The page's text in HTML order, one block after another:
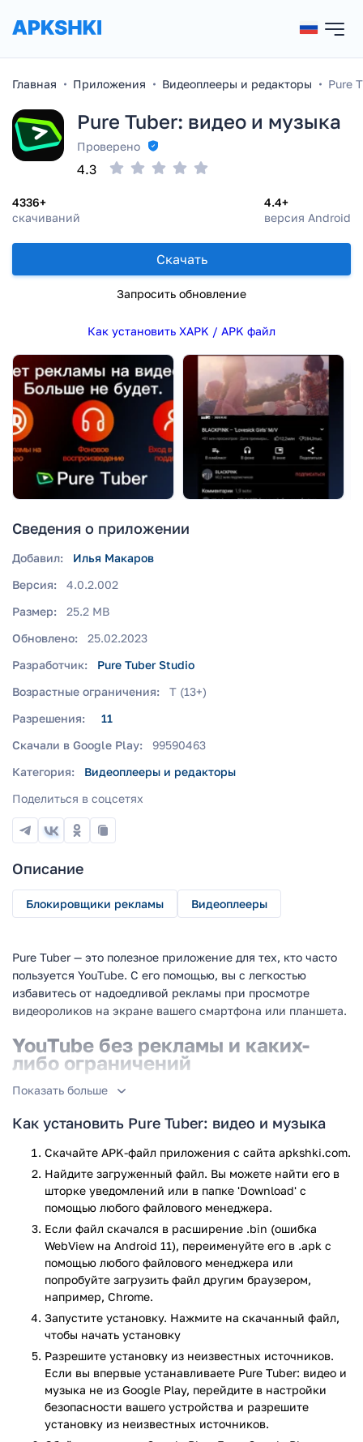
Главная Приложения Видеоплееры и редакторы Pure
Pure Tuber: видео и музыка
Проверено
4336+
скачиваний
4.4+
версия Android
4.3
Скачать
Запросить обновление
Как установить XAPK / APK файл
Сведения о приложении
Добавил:
Илья Макаров
Версия:
4.0.2.002
Размер:
25.2 MB
Обновлено:
25.02.2023
Разработчик:
Pure Tuber Studio
Возрастные ограничения:
T (13+)
Разрешения:
11
Скачали в Google Play:
99590463
Категория:
Видеоплееры и редакторы
Поделиться в соцсетях
Описание
Блокировщики рекламы Видеоплееры
Pure Tuber — это полезное приложение для тех, кто часто
пользуется YouTube. С его помощью, вы с легкостью
избавитесь от надоедливой рекламы при просмотре
видеороликов на экране вашего смартфона или планшета.
YouTube без рекламы и каких-
либо ограничений
Привыкли смотреть видеоролики на YouTube, но устали от
оформив подписку, либо бесплано. Для этого, достаточно
скачать Pure Tuber на Андроид. Эта программа
предоставит вам неограниченный доступ к полной базе
видеороликов популярного видеохостинга и полностью
заблокирует все рекламные вставки. Приложение не
только распространяется бесплатно, но и не требует
регистрации. Смотреть видео можно и без учетной записи,
но чтобы полноценно использовать плейлисты и
подписываться на каналы — завести аккаунт все же
понадобится.
Особенности приложения Pure Tuber
К счастью, на блокировке рекламы, возможности
приложения не заканчиваются. Приложение позволяет
смотреть видеоролики в оконном режиме, что позволит не
отвлекаться от просмотра, даже занимаясь своими
делами. А если вы любите слушать музыку на Ютьюбе, вам
Показать больше
Как установить Pure Tuber: видео и музыка
Скачайте APK-файл приложения с сайта apkshki.com.
Найдите загруженный файл. Вы можете найти его в
шторке уведомлений или в папке 'Download' с
помощью любого файлового менеджера.
Если файл скачался в расширение .bin (ошибка
WebView на Android 11), переименуйте его в .apk с
помощью любого файлового менеджера или
попробуйте загрузить файл другим браузером,
например, Chrome.
Запустите установку. Нажмите на скачанный файл,
чтобы начать установку
Разрешите установку из неизвестных источников.
Если вы впервые устанавливаете Pure Tuber: видео и
музыка не из Google Play, перейдите в настройки
безопасности вашего устройства и разрешите
установку из неизвестных источников.